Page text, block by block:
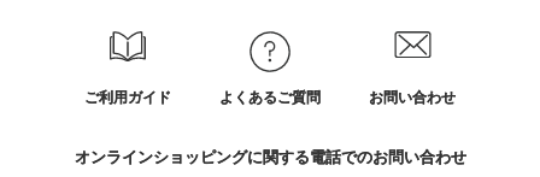
ご利用ガイド よくあるご質問 お問い合わせ
オンラインショッピングに関する電話でのお問い合わせ